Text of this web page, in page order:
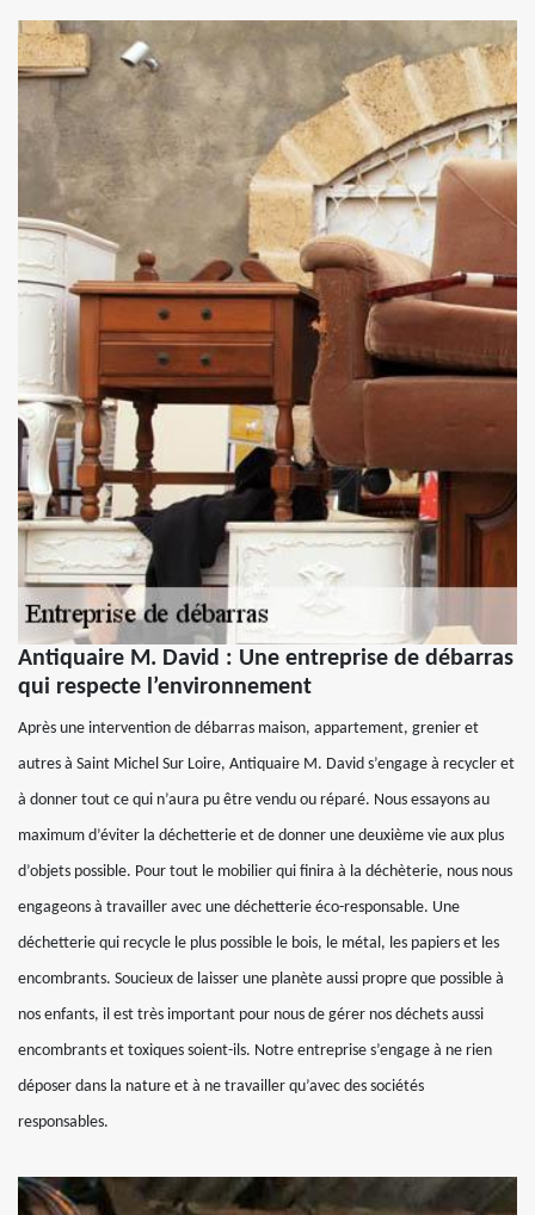
Antiquaire M. David : Une entreprise de débarras
qui respecte l’environnement
Après une intervention de débarras maison, appartement, grenier et
autres à Saint Michel Sur Loire, Antiquaire M. David s’engage à recycler et
à donner tout ce qui n’aura pu être vendu ou réparé. Nous essayons au
maximum d’éviter la déchetterie et de donner une deuxième vie aux plus
d’objets possible. Pour tout le mobilier qui finira à la déchèterie, nous nous
engageons à travailler avec une déchetterie éco-responsable. Une
déchetterie qui recycle le plus possible le bois, le métal, les papiers et les
encombrants. Soucieux de laisser une planète aussi propre que possible à
nos enfants, il est très important pour nous de gérer nos déchets aussi
encombrants et toxiques soient-ils. Notre entreprise s’engage à ne rien
déposer dans la nature et à ne travailler qu’avec des sociétés
responsables.